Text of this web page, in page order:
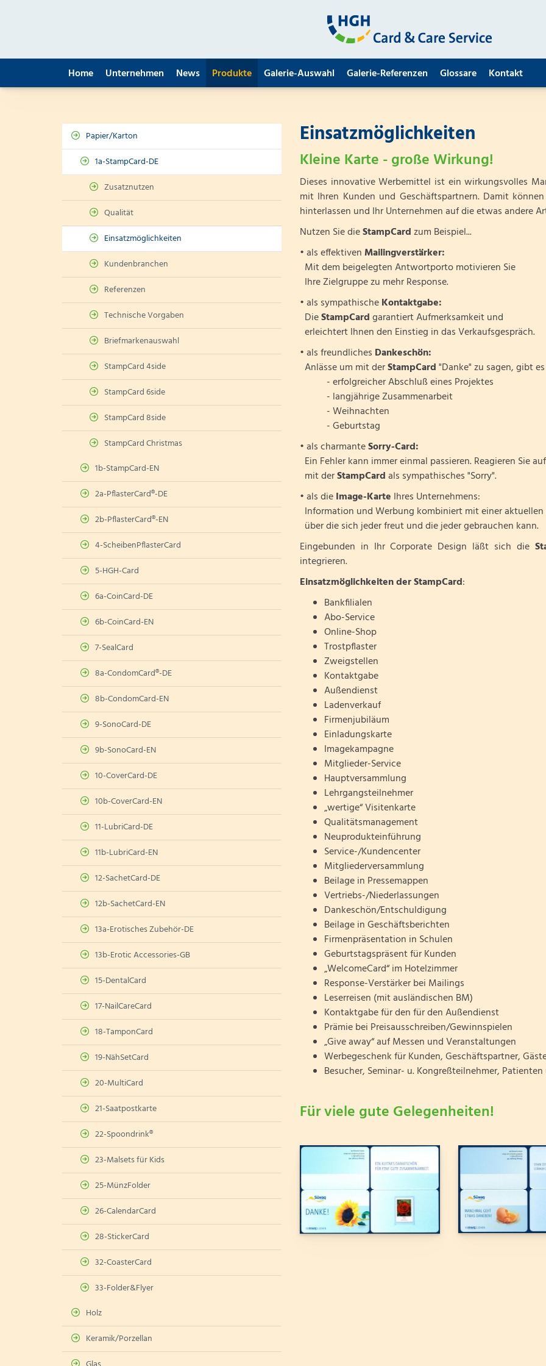
Home Unternehmen News Produkte Galerie-Auswahl Galerie-Referenzen Glossare Kontakt
Einsatzmöglichkeiten
Kleine Karte - große Wirkung!
Dieses innovative Werbemittel ist ein wirkungsvolles
mit Ihren Kunden und Geschäftspartnern. Damit
hinterlassen und Ihr Unternehmen auf die etwas andere
Nutzen Sie dieStampCardzum Beispiel...
• als effektivenMailingverstärker:
Mit dem beigelegten Antwortporto motivieren Sie
Ihre Zielgruppe zu mehr Response.
• als sympathischeKontaktgabe:
DieStampCardgarantiert Aufmerksamkeit und
erleichtert Ihnen den Einstieg in das Verkaufsgespräch.
• als freundliches Dankeschön:
Anlässe um mit derStampCard"Danke" zu sagen, gibt
- erfolgreicher Abschluß eines Projektes
- langjährige Zusammenarbeit
- Weihnachten
- Geburtstag
• als charmanteSorry-Card:
Ein Fehler kann immer einmal passieren. Reagieren Sie
mit derStampCardals sympathisches "Sorry".
• als dieImage-Karte Ihres Unternehmens:
Information und Werbung kombiniert mit einer aktuellen
über die sich jeder freut und die jeder gebrauchen kann.
Eingebunden in Ihr Corporate Design läßt sich die
integrieren.
Einsatzmöglichkeiten der StampCard:
Bankfilialen
Abo-Service
Online-Shop
Trostpflaster
Zweigstellen
Kontaktgabe
Außendienst
Ladenverkauf
Firmenjubiläum
Einladungskarte
Imagekampagne
Mitglieder-Service
Hauptversammlung
Lehrgangsteilnehmer
„wertige“ Visitenkarte
Qualitätsmanagement
Neuprodukteinführung
Service-/Kundencenter
Mitgliederversammlung
Beilage in Pressemappen
Vertriebs-/Niederlassungen
Dankeschön/Entschuldigung
Beilage in Geschäftsberichten
Firmenpräsentation in Schulen
Geburtstagspräsent für Kunden
„WelcomeCard“ im Hotelzimmer
Response-Verstärker bei Mailings
Leserreisen (mit ausländischen BM)
Kontaktgabe für den für den Außendienst
Prämie bei Preisausschreiben/Gewinnspielen
„Give away“ auf Messen und Veranstaltungen
Werbegeschenk für Kunden, Geschäftspartner,
Besucher, Seminar- u. Kongreßteilnehmer,
Für viele gute Gelegenheiten!
Papier/Karton
1a-StampCard-DE
Zusatznutzen
Qualität
Einsatzmöglichkeiten
Kundenbranchen
Referenzen
Technische Vorgaben
Briefmarkenauswahl
StampCard 4side
StampCard 6side
StampCard 8side
StampCard Christmas
1b-StampCard-EN
2a-PflasterCard®-DE
2b-PflasterCard®-EN
4-ScheibenPflasterCard
5-HGH-Card
6a-CoinCard-DE
6b-CoinCard-EN
7-SealCard
8a-CondomCard®-DE
8b-CondomCard-EN
9-SonoCard-DE
9b-SonoCard-EN
10-CoverCard-DE
10b-CoverCard-EN
11-LubriCard-DE
11b-LubriCard-EN
12-SachetCard-DE
12b-SachetCard-EN
13a-Erotisches Zubehör-DE
13b-Erotic Accessories-GB
15-DentalCard
17-NailCareCard
18-TamponCard
19-NähSetCard
20-MultiCard
21-Saatpostkarte
22-Spoondrink®
23-Malsets für Kids
25-MünzFolder
26-CalendarCard
28-StickerCard
32-CoasterCard
33-Folder&Flyer
Holz
Keramik/Porzellan